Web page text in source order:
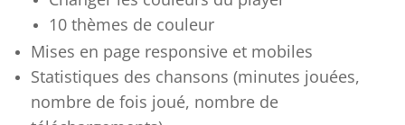
10 thèmes de couleur
Mises en page responsive et mobiles
Statistiques des chansons (minutes jouées,
nombre de fois joué, nombre de